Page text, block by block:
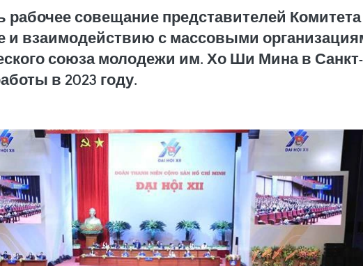
рабочее совещание представителей
и взаимодействию с массовыми
союза молодежи им. Хо Ши Мина в
в 2023 году.